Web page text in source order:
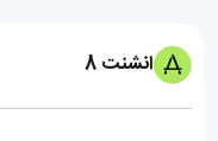
انشنت 8